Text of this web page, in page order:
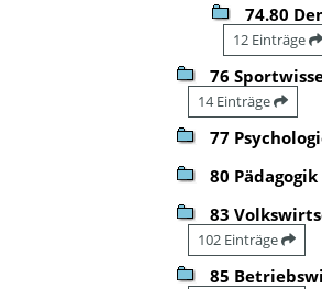
74.80
12 Einträge
76
14 Einträge
77
80 Pädagogik
83
102 Einträge
85